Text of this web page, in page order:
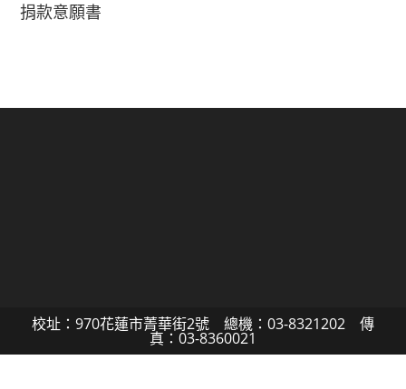
捐款意願書
校址：970花蓮市菁華街2號 總機：03-8321202 傳
真：03-8360021